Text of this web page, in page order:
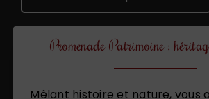
Promenade Patrimoine :
Mêlant histoire et nature, vous